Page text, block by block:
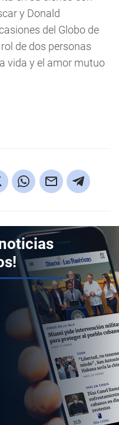
y Donald
del Globo de
de dos personas
vida y el amor mutuo